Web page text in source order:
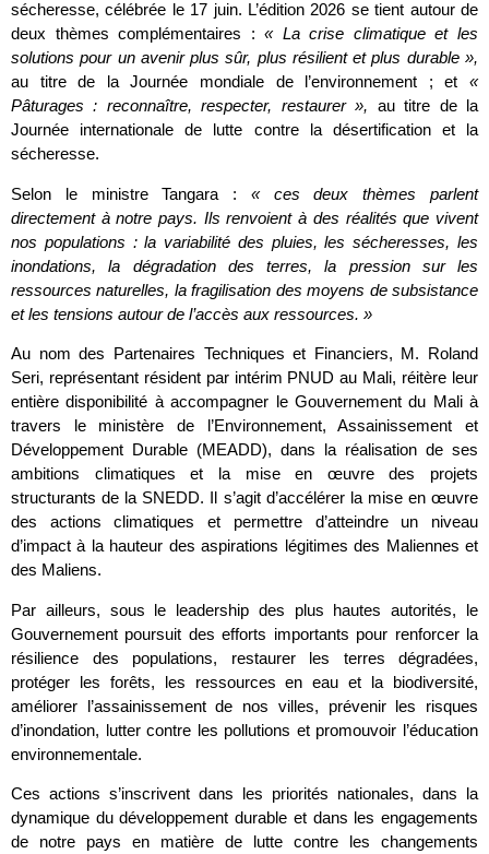
sécheresse, célébrée le 17 juin. L’édition 2026 se tient autour de
deux thèmes complémentaires :« La crise climatique et les
solutions pour un avenir plus sûr, plus résilient et plus durable »,
au titre de la Journée mondiale de l’environnement ; et «
Pâturages : reconnaître, respecter, restaurer », au titre de la
Journée internationale de lutte contre la désertification et la
sécheresse.
Selon le ministre Tangara : « ces deux thèmes parlent
directement à notre pays. Ils renvoient à des réalités que vivent
nos populations : la variabilité des pluies, les sécheresses, les
inondations, la dégradation des terres, la pression sur les
ressources naturelles, la fragilisation des moyens de subsistance
et les tensions autour de l’accès aux ressources. »
Au nom des Partenaires Techniques et Financiers, M. Roland
Seri, représentant résident par intérim PNUD au Mali, réitère leur
entière disponibilité à accompagner le Gouvernement du Mali à
travers le ministère de l’Environnement, Assainissement et
Développement Durable (MEADD), dans la réalisation de ses
ambitions climatiques et la mise en œuvre des projets
structurants de la SNEDD. Il s’agit d’accélérer la mise en œuvre
des actions climatiques et permettre d’atteindre un niveau
d’impact à la hauteur des aspirations légitimes des Maliennes et
des Maliens.
Par ailleurs, sous le leadership des plus hautes autorités, le
Gouvernement poursuit des efforts importants pour renforcer la
résilience des populations, restaurer les terres dégradées,
protéger les forêts, les ressources en eau et la biodiversité,
améliorer l’assainissement de nos villes, prévenir les risques
d’inondation, lutter contre les pollutions et promouvoir l’éducation
environnementale.
Ces actions s’inscrivent dans les priorités nationales, dans la
dynamique du développement durable et dans les engagements
de notre pays en matière de lutte contre les changements